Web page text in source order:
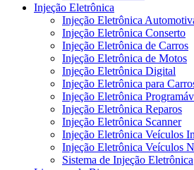
Injeção Eletrônica
Injeção Eletrônica
Injeção Eletrônica Conserto
Injeção Eletrônica de Carros
Injeção Eletrônica de Motos
Injeção Eletrônica Digital
Injeção Eletrônica para
Injeção Eletrônica
Injeção Eletrônica Reparos
Injeção Eletrônica Scanner
Injeção Eletrônica Veículos
Injeção Eletrônica Veículos
Sistema de Injeção Eletrônica